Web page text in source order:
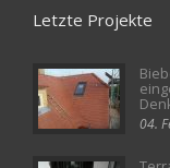
Letzte Projekte
04.